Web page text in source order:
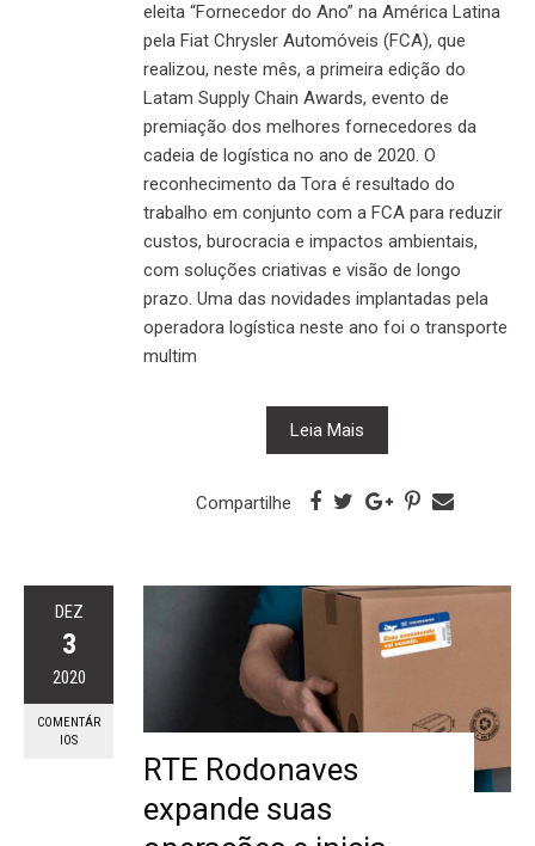
eleita “Fornecedor do Ano” na América Latina
pela Fiat Chrysler Automóveis (FCA), que
realizou, neste mês, a primeira edição do
Latam Supply Chain Awards, evento de
premiação dos melhores fornecedores da
cadeia de logística no ano de 2020. O
reconhecimento da Tora é resultado do
trabalho em conjunto com a FCA para reduzir
custos, burocracia e impactos ambientais,
com soluções criativas e visão de longo
prazo. Uma das novidades implantadas pela
operadora logística neste ano foi o transporte
multim
Leia Mais
Compartilhe
DEZ
3
2020
COMENTÁR
IOS
RTE Rodonaves
expande suas